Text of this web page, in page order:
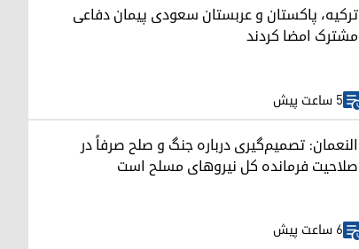
ترکیه، پاکستان و عربستان سعودی پیمان دفاعی
مشترک امضا کردند
5 ساعت پیش
النعمان: تصمیم‌گیری درباره جنگ و صلح صرفاً در
صلاحیت فرمانده کل نیروهای مسلح است
6 ساعت پیش